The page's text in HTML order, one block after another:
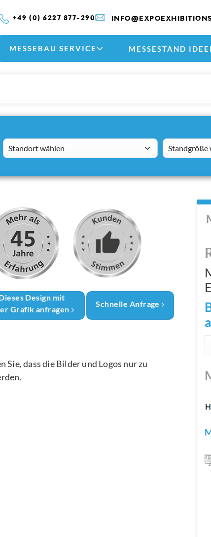
+49 (0) 6227 877-290
MESSEBAU SERVICE MESSESTAND
Standort wählen standsizes
Design mit
Grafik anfragen
Schnelle Anfrage
Sie, dass die Bilder und Logos nur zu